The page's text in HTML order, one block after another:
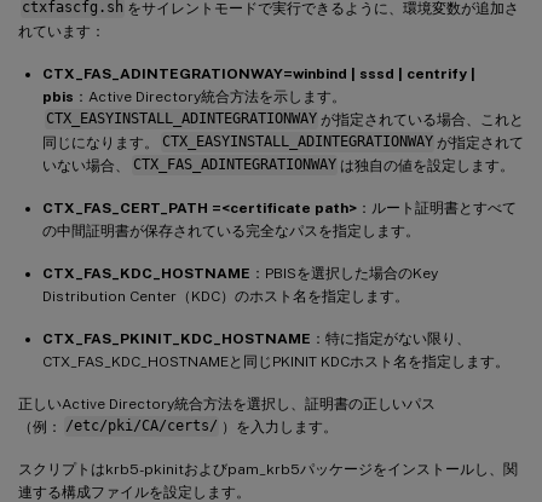
ctxfascfg.sh をサイレントモードで実行できるように、環境変数が追加さ
れています：
CTX_FAS_ADINTEGRATIONWAY=winbind | sssd | centrify |
pbis ：Active Directory統合方法を示します。
CTX_EASYINSTALL_ADINTEGRATIONWAY が指定されている場合、これと
同じになります。
CTX_EASYINSTALL_ADINTEGRATIONWAY が指定されて
いない場合、
CTX_FAS_ADINTEGRATIONWAY は独自の値を設定します。
CTX_FAS_CERT_PATH =<certificate path> ：ルート証明書とすべて
の中間証明書が保存されている完全なパスを指定します。
CTX_FAS_KDC_HOSTNAME ：PBISを選択した場合のKey
Distribution Center（KDC）のホスト名を指定します。
CTX_FAS_PKINIT_KDC_HOSTNAME ：特に指定がない限り、
CTX_FAS_KDC_HOSTNAMEと同じPKINIT KDCホスト名を指定します。
正しいActive Directory統合方法を選択し、証明書の正しいパス
（例：
/etc/pki/CA/certs/ ）を入力します。
スクリプトはkrb5-pkinitおよびpam_krb5パッケージをインストールし、関
連する構成ファイルを設定します。